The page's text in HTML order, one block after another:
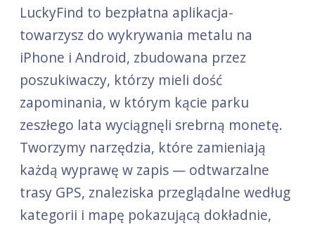
LuckyFind to bezpłatna aplikacja-
towarzysz do wykrywania metalu na
iPhone i Android, zbudowana przez
poszukiwaczy, którzy mieli dość
zapominania, w którym kącie parku
zeszłego lata wyciągnęli srebrną monetę.
Tworzymy narzędzia, które zamieniają
każdą wyprawę w zapis — odtwarzalne
trasy GPS, znaleziska przeglądalne według
kategorii i mapę pokazującą dokładnie,